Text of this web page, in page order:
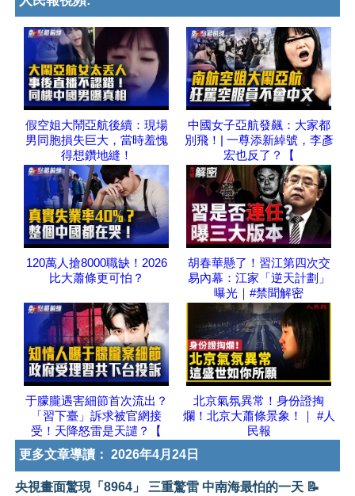
假空姐大鬧亞航後續：現場
男同胞損失巨大，當時羞愧
得想鑽地縫！
中國女子亞航發飆：大家都
別飛！| 一尊添新綽號，李彥
宏也反了？【
120萬人搶8000職缺！2026
比大蕭條更可怕？
胡春華懸了！習江第四次交
易內幕：江家「逆天計劃」
曝光｜#禁聞解密
于朦朧遇害細節首次流出？
「習下臺」訴求被官網接
受！天降怒雷是天譴？【
北京氣氛異常！身份證掏
爛！北京大蕭條景象！｜ #人
民報
更多文章導讀： 2026年4月24日
央視畫面驚現「8964」 三重驚雷 中南海最怕的一天 📝